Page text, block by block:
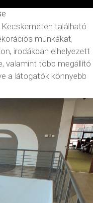
található
munkákat,
irodákban elhelyezett
valamint több megállító
a látogatók könnyebb